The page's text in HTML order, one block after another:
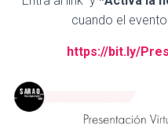
cuando el
https://bit.ly/